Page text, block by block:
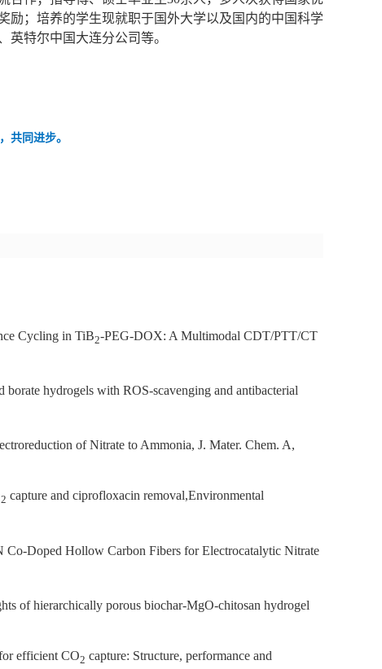
励；培养的学生现就职于国外大学以及国内的中国科学
英特尔中国大连分公司等。
共同进步。
Cycling in TiB2-PEG-DOX: A Multimodal CDT/PTT/CT
borate hydrogels with ROS-scavenging and antibacterial
of Nitrate to Ammonia, J. Mater. Chem. A,
2 capture and ciprofloxacin removal,Environmental
Co-Doped Hollow Carbon Fibers for Electrocatalytic Nitrate
of hierarchically porous biochar-MgO-chitosan hydrogel
efficient CO2 capture: Structure, performance and